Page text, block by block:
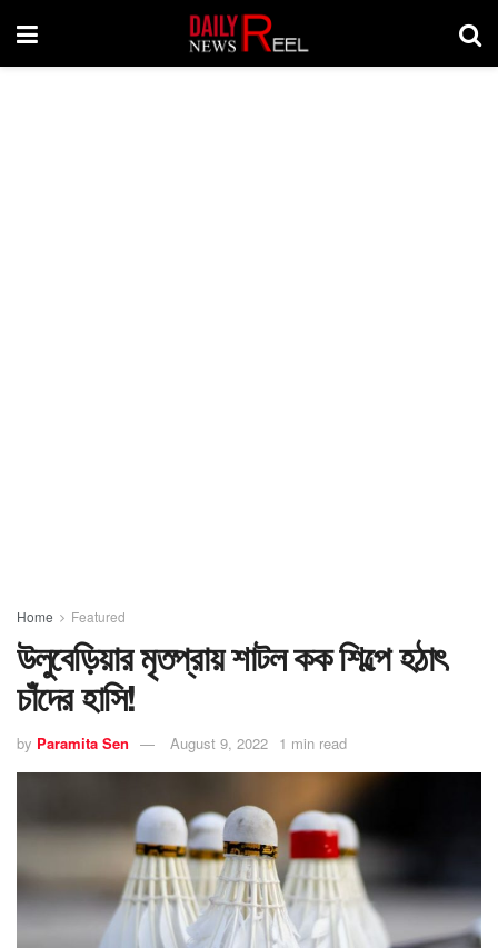
Home Featured
উলুবেড়িয়ার মৃতপ্রায় শাটল কক শিল্পে হঠাৎ
চাঁদের হাসি!
by Paramita Sen August 9, 2022 1 min read